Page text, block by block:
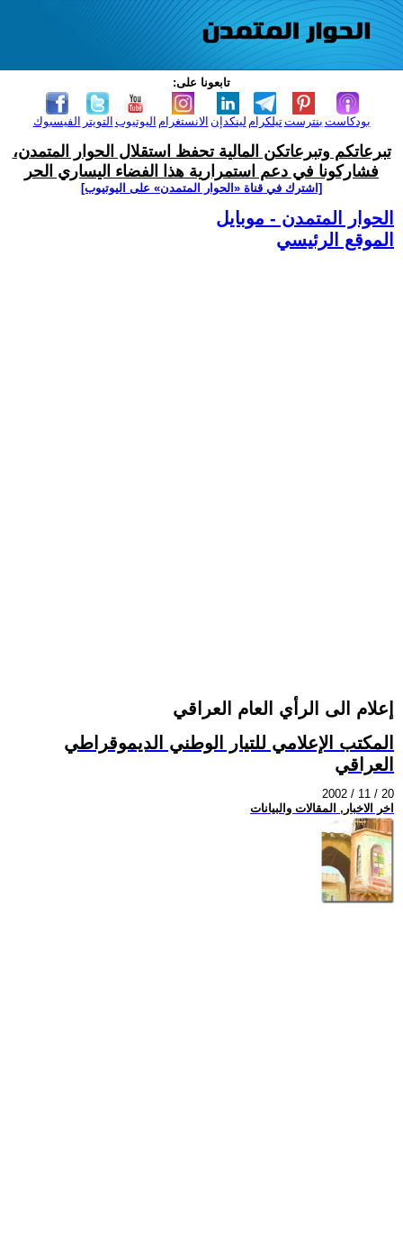
تابعونا على:
الفيسبوك التويتر اليوتيوب الانستغرام لينكدإن تيلكرامبنترست بودكاست
تبرعاتكم وتبرعاتكن المالية تحفظ استقلال الحوار المتمدن،
فشاركونا في دعم استمرارية هذا الفضاء اليساري الحر
[اشترك في قناة ‫«الحوار المتمدن» على اليوتيوب]
الحوار المتمدن - موبايل
الموقع الرئيسي
إعلام الى الرأي العام العراقي
المكتب الإعلامي للتيار الوطني الديموقراطي
العراقي
2002 / 11 / 20
اخر الاخبار, المقالات والبيانات